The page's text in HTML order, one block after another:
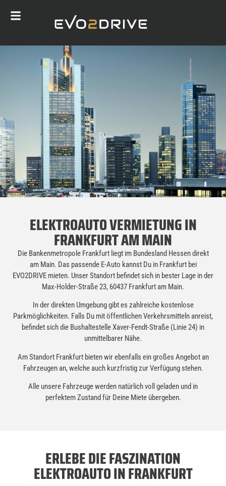
ELEKTROAUTO VERMIETUNG IN
FRANKFURT AM MAIN
Die Bankenmetropole Frankfurt liegt im Bundesland Hessen direkt
am Main. Das passende E-Auto kannst Du in Frankfurt bei
EVO2DRIVE mieten. Unser Standort befindet sich in bester Lage in der
Max-Holder-Straße 23, 60437 Frankfurt am Main.
In der direkten Umgebung gibt es zahlreiche kostenlose
Parkmöglichkeiten. Falls Du mit öffentlichen Verkehrsmitteln anreist,
befindet sich die Bushaltestelle Xaver-Fendt-Straße (Linie 24) in
unmittelbarer Nähe.
Am Standort Frankfurt bieten wir ebenfalls ein großes Angebot an
Fahrzeugen an, welche auch kurzfristig zur Verfügung stehen.
Alle unsere Fahrzeuge werden natürlich voll geladen und in
perfektem Zustand für Deine Miete übergeben.
ERLEBE DIE FASZINATION
ELEKTROAUTO IN FRANKFURT